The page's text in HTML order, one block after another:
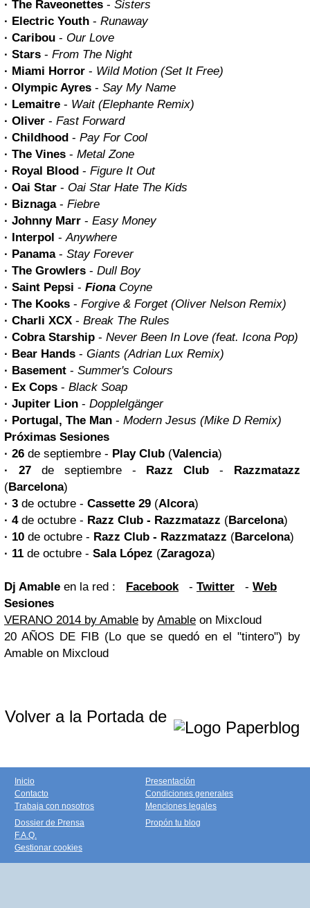
· The Raveonettes - Sisters
· Electric Youth - Runaway
· Caribou - Our Love
· Stars - From The Night
· Miami Horror - Wild Motion (Set It Free)
· Olympic Ayres - Say My Name
· Lemaitre - Wait (Elephante Remix)
· Oliver - Fast Forward
· Childhood - Pay For Cool
· The Vines - Metal Zone
· Royal Blood - Figure It Out
· Oai Star - Oai Star Hate The Kids
· Biznaga - Fiebre
· Johnny Marr - Easy Money
· Interpol -Anywhere
· Panama- Stay Forever
· The Growlers - Dull Boy
· Saint Pepsi - Fiona Coyne
· The Kooks - Forgive & Forget (Oliver Nelson Remix)
· Charli XCX - Break The Rules
· Cobra Starship - Never Been In Love (feat. Icona Pop)
· Bear Hands - Giants (Adrian Lux Remix)
· Basement - Summer's Colours
· Ex Cops - Black Soap
· Jupiter Lion - Dopplelgänger
· Portugal, The Man - Modern Jesus (Mike D Remix)
Próximas Sesiones
· 26 de septiembre - Play Club (Valencia)
· 27de septiembre - Razz Club -
Razzmatazz
(Barcelona)
· 3 de octubre - Cassette 29 (Alcora)
· 4de octubre - Razz Club - Razzmatazz (Barcelona)
· 10 de octubre - Razz Club - Razzmatazz (Barcelona)
· 11 de octubre - Sala López (Zaragoza)
Dj Amable en la red : Facebook - Twitter - Web
Sesiones
VERANO 2014 by Amable by Amable on Mixcloud
20 AÑOS DE FIB (Lo que se quedó en el "tintero") by
Amable on Mixcloud
Volver a la Portada de
Inicio
Contacto
Trabaja con nosotros
Presentación
Condiciones generales
Menciones legales
Dossier de Prensa
F.A.Q.
Gestionar cookies
Propón tu blog